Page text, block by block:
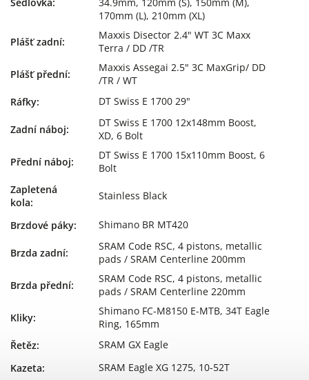
170mm (L), 210mm (XL)
Plášť zadní:
Maxxis Disector 2.4" WT 3C Maxx
Terra / DD /TR
Plášť přední:
Maxxis Assegai 2.5" 3C MaxGrip/ DD
/TR / WT
Ráfky: DT Swiss E 1700 29"
Zadní náboj:
DT Swiss E 1700 12x148mm Boost,
XD, 6 Bolt
Přední náboj:
DT Swiss E 1700 15x110mm Boost, 6
Bolt
Zapletená
kola:
Stainless Black
Brzdové páky: Shimano BR MT420
Brzda zadní:
SRAM Code RSC, 4 pistons, metallic
pads / SRAM Centerline 200mm
Brzda přední:
SRAM Code RSC, 4 pistons, metallic
pads / SRAM Centerline 220mm
Kliky:
Shimano FC-M8150 E-MTB, 34T Eagle
Ring, 165mm
Řetěz:
SRAM GX Eagle
Kazeta:
SRAM Eagle XG 1275, 10-52T